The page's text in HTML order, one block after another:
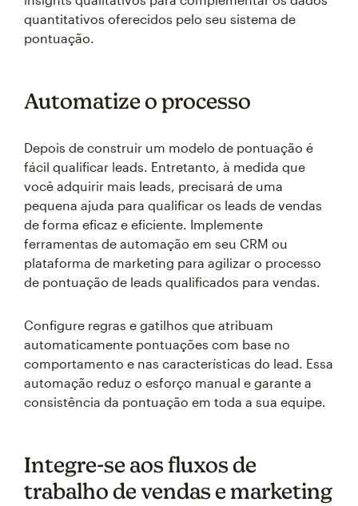
quantitativos oferecidos pelo seu sistema de
pontuação.
Automatize o processo
Depois de construir um modelo de pontuação é
fácil qualificar leads. Entretanto, à medida que
você adquirir mais leads, precisará de uma
pequena ajuda para qualificar os leads de vendas
de forma eficaz e eficiente. Implemente
ferramentas de automação em seu CRM ou
plataforma de marketing para agilizar o processo
de pontuação de leads qualificados para vendas.
Configure regras e gatilhos que atribuam
automaticamente pontuações com base no
comportamento e nas características do lead. Essa
automação reduz o esforço manual e garante a
consistência da pontuação em toda a sua equipe.
Integre-se aos fluxos de
trabalho de vendas e marketing